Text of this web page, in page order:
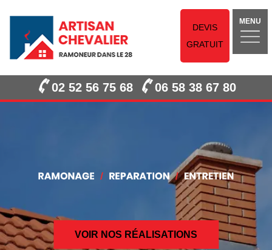
DEVIS
GRATUIT
MENU
02 52 56 75 68 06 58 38 67 80
VOIR NOS RÉALISATIONS